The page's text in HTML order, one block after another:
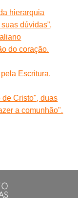
hierarquia
dúvidas”,
do coração.
Escritura.
de Cristo", duas
a comunhão".